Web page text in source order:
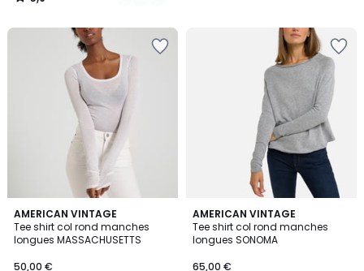
/
AMERICAN VINTAGE
Tee shirt col rond manches
longues MASSACHUSETTS
50,00 €
3,7
/ 5
5
Couleurs
AMERICAN VINTAGE
Tee shirt col rond manches
longues SONOMA
65,00 €
4,8
/ 5